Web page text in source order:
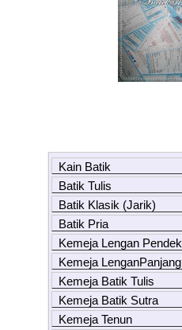
Kain Batik
Batik Tulis
Batik Klasik (Jarik)
Batik Pria
Kemeja Lengan Pendek
Kemeja LenganPanjang
Kemeja Batik Tulis
Kemeja Batik Sutra
Kemeja Tenun